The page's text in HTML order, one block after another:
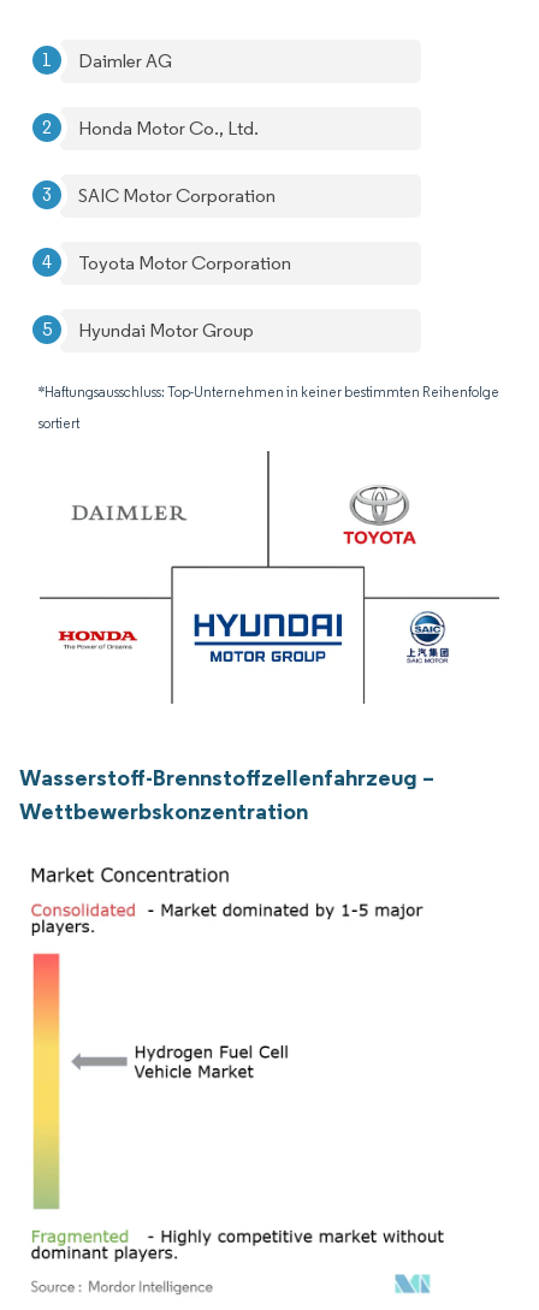
Daimler AG
Honda Motor Co., Ltd.
SAIC Motor Corporation
Toyota Motor Corporation
Hyundai Motor Group
*Haftungsausschluss: Top-Unternehmen in keiner bestimmten Reihenfolge
sortiert
Wasserstoff-Brennstoffzellenfahrzeug –
Wettbewerbskonzentration